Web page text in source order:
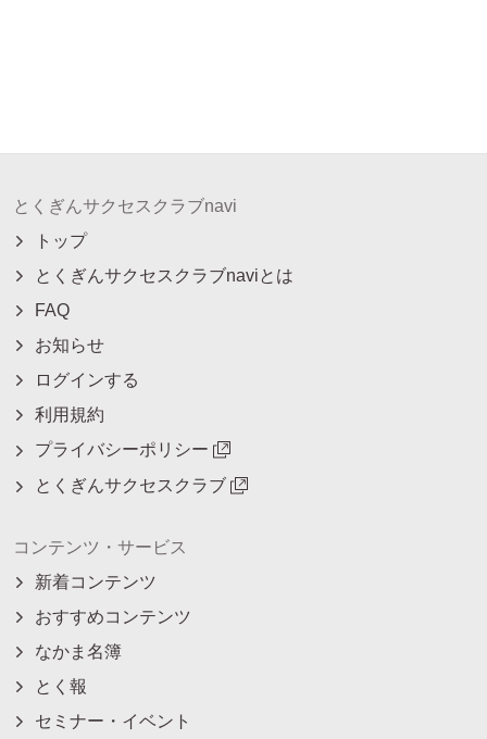
とくぎんサクセスクラブnavi
トップ
とくぎんサクセスクラブnaviとは
FAQ
お知らせ
ログインする
利用規約
プライバシーポリシー
とくぎんサクセスクラブ
コンテンツ・サービス
新着コンテンツ
おすすめコンテンツ
なかま名簿
とく報
セミナー・イベント